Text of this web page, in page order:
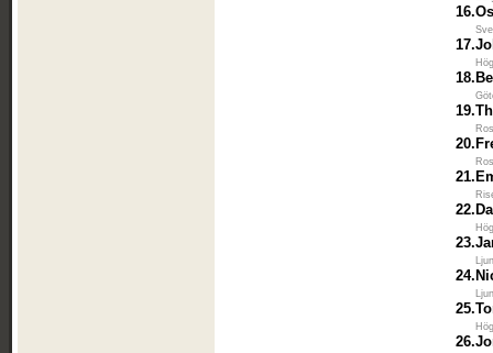
16.
17.
18.
19.
20.
21.
22.
23.
24.
25.
26.